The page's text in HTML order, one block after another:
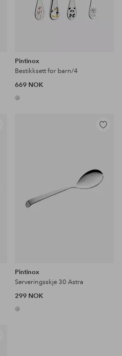
Pintinox
Bestikksett for barn/4
669 NOK
Legg
Pintinox
Serveringsskje 30 Astra
299 NOK